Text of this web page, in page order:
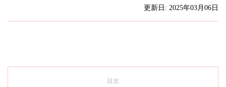
更新日: 2025年03月06日
目次